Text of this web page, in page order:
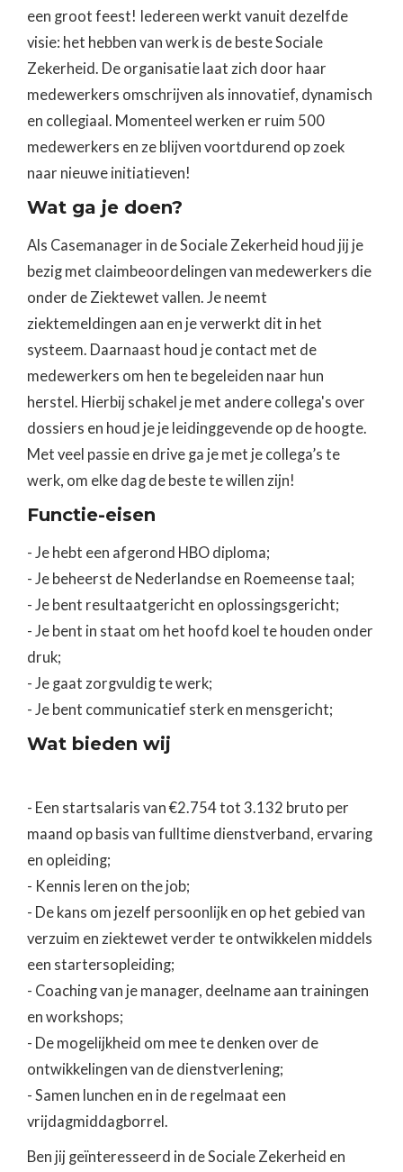
een groot feest! Iedereen werkt vanuit dezelfde
visie: het hebben van werk is de beste Sociale
Zekerheid. De organisatie laat zich door haar
medewerkers omschrijven als innovatief, dynamisch
en collegiaal. Momenteel werken er ruim 500
medewerkers en ze blijven voortdurend op zoek
naar nieuwe initiatieven!
Wat ga je doen?
Als Casemanager in de Sociale Zekerheid houd jij je
bezig met claimbeoordelingen van medewerkers die
onder de Ziektewet vallen. Je neemt
ziektemeldingen aan en je verwerkt dit in het
systeem. Daarnaast houd je contact met de
medewerkers om hen te begeleiden naar hun
herstel. Hierbij schakel je met andere collega's over
dossiers en houd je je leidinggevende op de hoogte.
Met veel passie en drive ga je met je collega’s te
werk, om elke dag de beste te willen zijn!
Functie-eisen
- Je hebt een afgerond HBO diploma;
- Je beheerst de Nederlandse en Roemeense taal;
- Je bent resultaatgericht en oplossingsgericht;
- Je bent in staat om het hoofd koel te houden onder
druk;
- Je gaat zorgvuldig te werk;
- Je bent communicatief sterk en mensgericht;
Wat bieden wij
- Een startsalaris van €2.754 tot 3.132 bruto per
maand op basis van fulltime dienstverband, ervaring
en opleiding;
- Kennis leren on the job;
- De kans om jezelf persoonlijk en op het gebied van
verzuim en ziektewet verder te ontwikkelen middels
een startersopleiding;
- Coaching van je manager, deelname aan trainingen
en workshops;
- De mogelijkheid om mee te denken over de
ontwikkelingen van de dienstverlening;
- Samen lunchen en in de regelmaat een
vrijdagmiddagborrel.
Ben jij geïnteresseerd in de Sociale Zekerheid en